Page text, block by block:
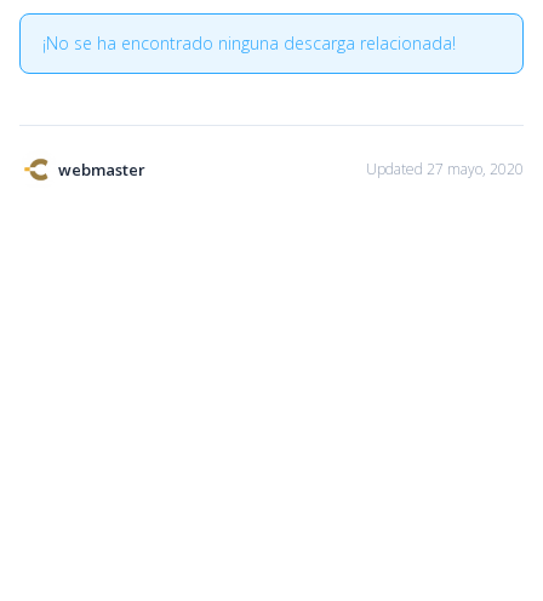
¡No se ha encontrado ninguna descarga relacionada!
webmaster Updated 27 mayo, 2020